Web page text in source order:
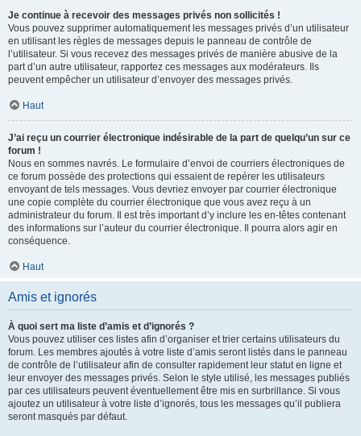
Je continue à recevoir des messages privés non sollicités !
Vous pouvez supprimer automatiquement les messages privés d’un utilisateur
en utilisant les règles de messages depuis le panneau de contrôle de
l’utilisateur. Si vous recevez des messages privés de manière abusive de la
part d’un autre utilisateur, rapportez ces messages aux modérateurs. Ils
peuvent empêcher un utilisateur d’envoyer des messages privés.
Haut
J’ai reçu un courrier électronique indésirable de la part de quelqu’un sur ce
forum !
Nous en sommes navrés. Le formulaire d’envoi de courriers électroniques de
ce forum possède des protections qui essaient de repérer les utilisateurs
envoyant de tels messages. Vous devriez envoyer par courrier électronique
une copie complète du courrier électronique que vous avez reçu à un
administrateur du forum. Il est très important d’y inclure les en-têtes contenant
des informations sur l’auteur du courrier électronique. Il pourra alors agir en
conséquence.
Haut
Amis et ignorés
À quoi sert ma liste d’amis et d’ignorés ?
Vous pouvez utiliser ces listes afin d’organiser et trier certains utilisateurs du
forum. Les membres ajoutés à votre liste d’amis seront listés dans le panneau
de contrôle de l’utilisateur afin de consulter rapidement leur statut en ligne et
leur envoyer des messages privés. Selon le style utilisé, les messages publiés
par ces utilisateurs peuvent éventuellement être mis en surbrillance. Si vous
ajoutez un utilisateur à votre liste d’ignorés, tous les messages qu’il publiera
seront masqués par défaut.